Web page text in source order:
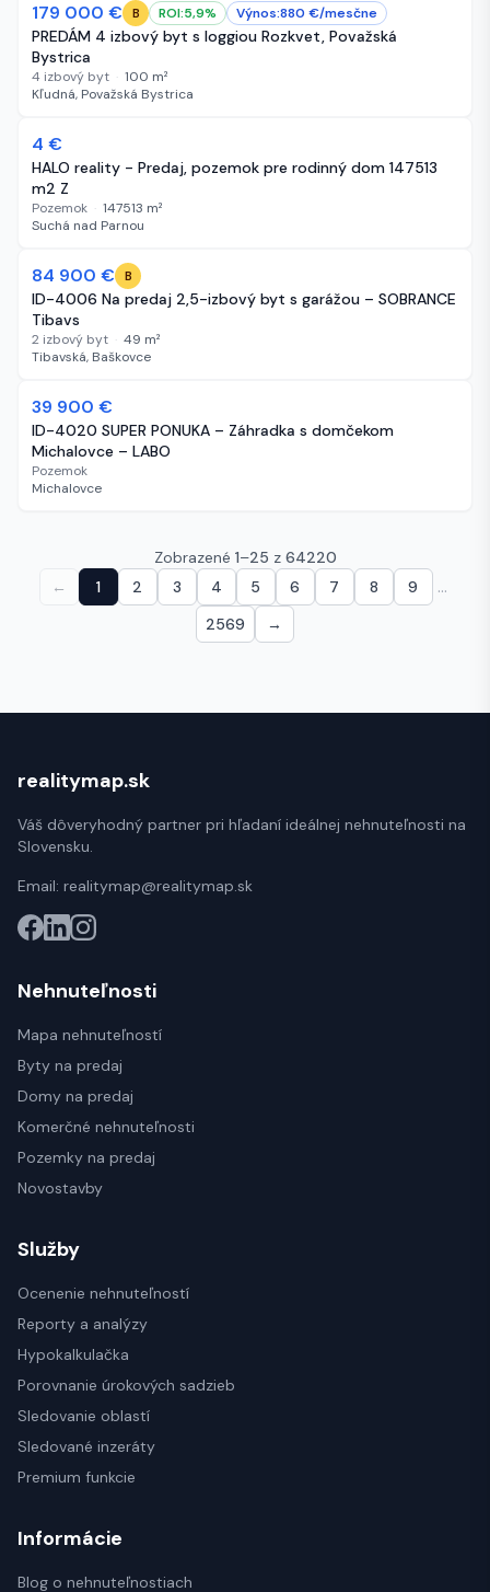
NOVÉ
179 000 € B ROI:5,9% Výnos:880 €/mesčne
PREDÁM 4 izbový byt s loggiou Rozkvet, Považská
Bystrica
4 izbový byt · 100 m²
Kľudná, Považská Bystrica
NOVÉ
4 €
HALO reality - Predaj, pozemok pre rodinný dom 147513
m2 Z
Pozemok · 147513 m²
Suchá nad Parnou
NOVÉ
84 900 € B
ID-4006 Na predaj 2,5-izbový byt s garážou – SOBRANCE
Tibavs
2 izbový byt · 49 m²
Tibavská, Baškovce
NOVÉ
39 900 €
ID-4020 SUPER PONUKA – Záhradka s domčekom
Michalovce – LABO
Pozemok
Michalovce
Zobrazené 1–25 z 64220
←
1 2 3 4 5 6 7 8 9 …
2569 →
realitymap.sk
Váš dôveryhodný partner pri hľadaní ideálnej nehnuteľnosti na
Slovensku.
Email: realitymap@realitymap.sk
Nehnuteľnosti
Mapa nehnuteľností
Byty na predaj
Domy na predaj
Komerčné nehnuteľnosti
Pozemky na predaj
Novostavby
Služby
Ocenenie nehnuteľností
Reporty a analýzy
Hypokalkulačka
Porovnanie úrokových sadzieb
Sledovanie oblastí
Sledované inzeráty
Premium funkcie
Informácie
Blog o nehnuteľnostiach